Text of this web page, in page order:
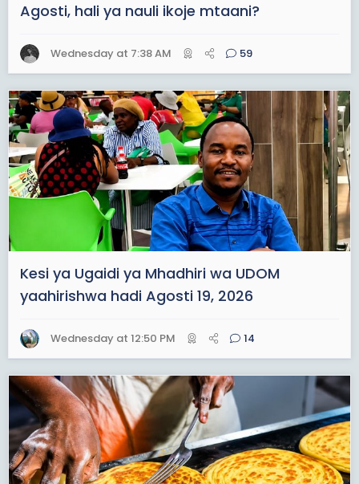
Agosti, hali ya nauli ikoje mtaani?
Wednesday at 7:38 AM 59
Kesi ya Ugaidi ya Mhadhiri wa UDOM
yaahirishwa hadi Agosti 19, 2026
Wednesday at 12:50 PM 14